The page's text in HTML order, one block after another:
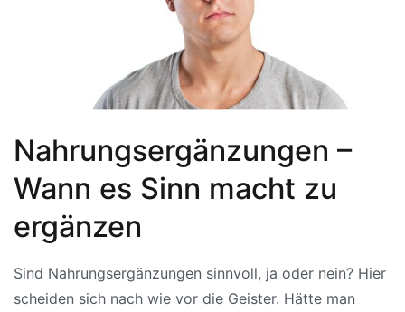
Nahrungsergänzungen –
Wann es Sinn macht zu
ergänzen
Sind Nahrungsergänzungen sinnvoll, ja oder nein? Hier
scheiden sich nach wie vor die Geister. Hätte man